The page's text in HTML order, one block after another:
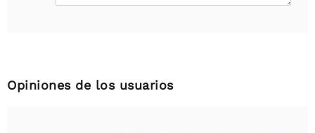
Opiniones de los usuarios